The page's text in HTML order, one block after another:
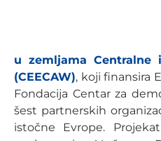
u zemljama Centralne
(CEECAW), koji finansira
Fondacija Centar za
šest partnerskih
istočne Evrope.